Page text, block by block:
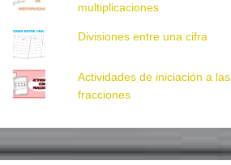
multiplicaciones
Divisiones entre una cifra
Actividades de iniciación a las
fracciones